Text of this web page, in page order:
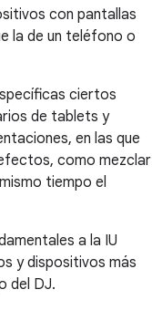
con pantallas
la de un teléfono o
ciertos
de tablets y
en las que
como mezclar
tiempo el
a la IU
y dispositivos más
del DJ.